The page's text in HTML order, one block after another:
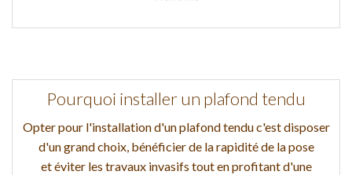
Pourquoi installer un plafond tendu
Opter pour l'installation d'un plafond tendu c'est disposer
d'un grand choix, bénéficier de la rapidité de la pose
et éviter les travaux invasifs tout en profitant d'une